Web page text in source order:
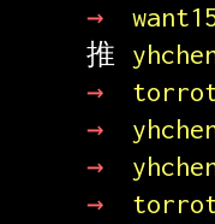
→
推
→
→
→
→